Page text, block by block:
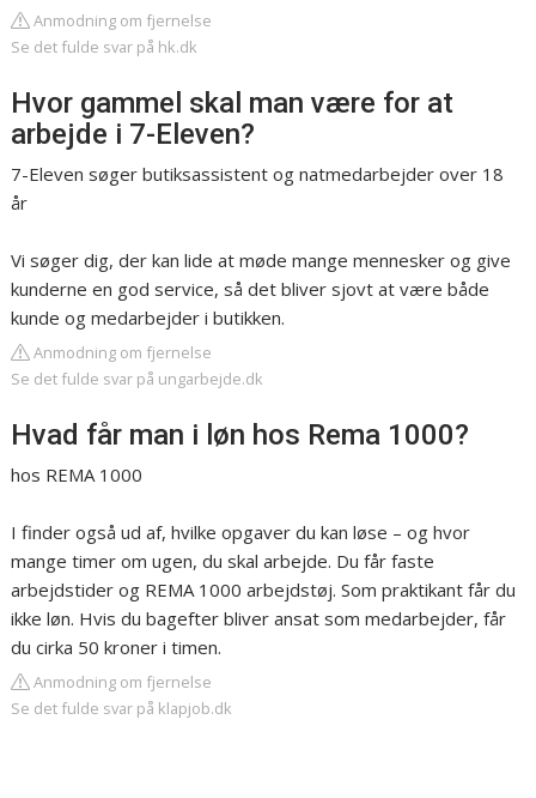
Anmodning om fjernelse
Se det fulde svar på hk.dk
Hvor gammel skal man være for at
arbejde i 7-Eleven?
7-Eleven søger butiksassistent og natmedarbejder over 18
år
Vi søger dig, der kan lide at møde mange mennesker og give
kunderne en god service, så det bliver sjovt at være både
kunde og medarbejder i butikken.
Anmodning om fjernelse
Se det fulde svar på ungarbejde.dk
Hvad får man i løn hos Rema 1000?
hos REMA 1000
I finder også ud af, hvilke opgaver du kan løse – og hvor
mange timer om ugen, du skal arbejde. Du får faste
arbejdstider og REMA 1000 arbejdstøj. Som praktikant får du
ikke løn. Hvis du bagefter bliver ansat som medarbejder, får
du cirka 50 kroner i timen.
Anmodning om fjernelse
Se det fulde svar på klapjob.dk